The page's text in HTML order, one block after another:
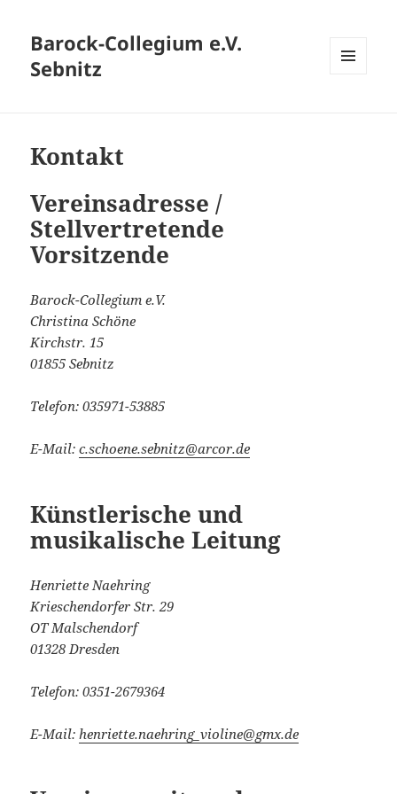
Barock-Collegium e.V.
Sebnitz
Kontakt
Vereinsadresse /
Stellvertretende
Vorsitzende
Barock-Collegium e.V.
Christina Schöne
Kirchstr. 15
01855 Sebnitz
Telefon: 035971-53885
E-Mail:c.schoene.sebnitz@arcor.de
Künstlerische und
musikalische Leitung
Henriette Naehring
Krieschendorfer Str. 29
OT Malschendorf
01328 Dresden
Telefon: 0351-2679364
E-Mail:henriette.naehring_violine@gmx.de